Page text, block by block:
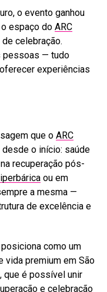
o evento ganhou
espaço do ARC
celebração.
pessoas — tudo
experiências
que o ARC
o início: saúde
recuperação pós-
ou em
a mesma —
de excelência e
como um
vida premium em São
que é possível unir
e celebração